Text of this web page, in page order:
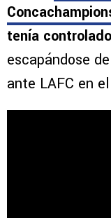
tenía controlado
escapándose
ante LAFC en